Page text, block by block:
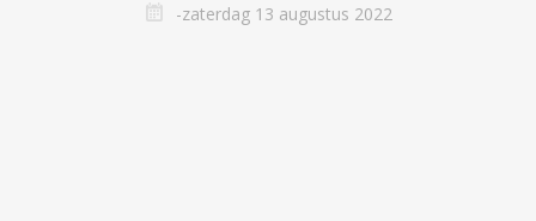
-zaterdag 13 augustus 2022